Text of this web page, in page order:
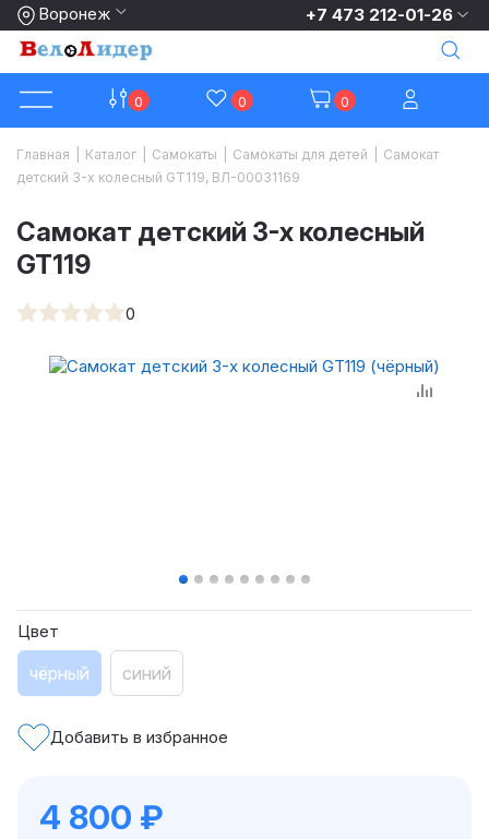
Воронеж +7 473 212-01-26
0 0 0
Главная Каталог Самокаты Самокаты для детей
Самокат
детский 3-х колесный GT119, ВЛ-00031169
Самокат детский 3-х колесный
GT119
0
Цвет
чёрный синий
Добавить в избранное
4 800 ₽